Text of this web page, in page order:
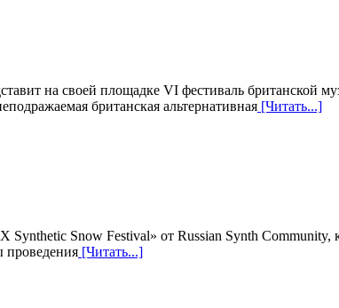
на своей площадке VI фестиваль британской
британская альтернативная [Читать...]
Snow Festival» от Russian Synth Community,
проведения [Читать...]